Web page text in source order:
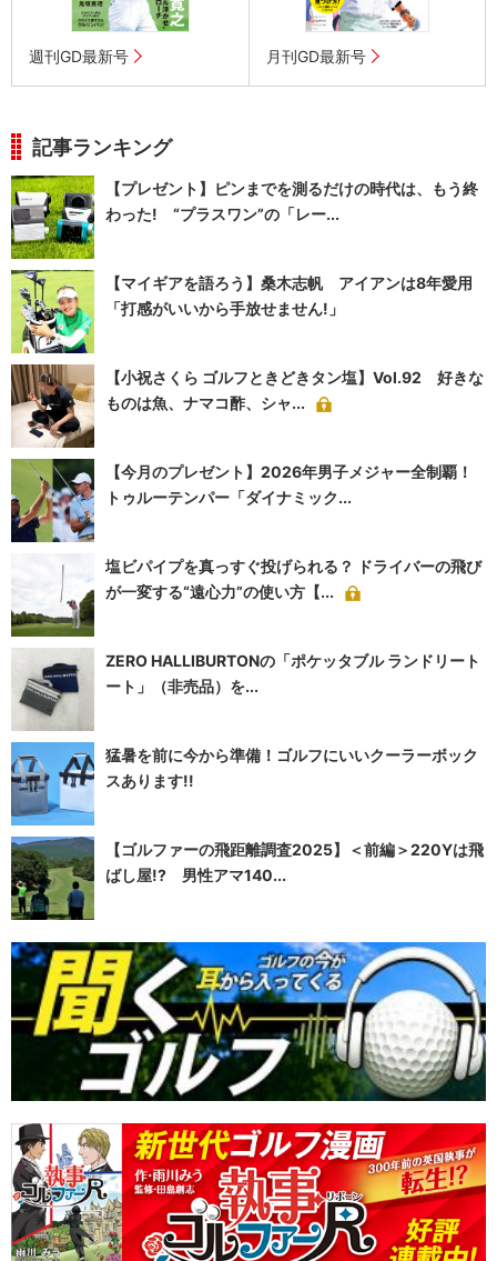
週刊GD最新号 月刊GD最新号
記事ランキング
【プレゼント】ピンまでを測るだけの時代は、もう終
わった! “プラスワン”の「レー...
【マイギアを語ろう】桑木志帆 アイアンは8年愛用
「打感がいいから手放せません!」
【小祝さくら ゴルフときどきタン塩】Vol.92 好きな
ものは魚、ナマコ酢、シャ...
【今月のプレゼント】2026年男子メジャー全制覇！
トゥルーテンパー「ダイナミック...
塩ビパイプを真っすぐ投げられる？ ドライバーの飛び
が一変する“遠心力”の使い方【...
ZERO HALLIBURTONの「ポケッタブル ランドリート
ート」（非売品）を...
猛暑を前に今から準備！ゴルフにいいクーラーボック
スあります!!
【ゴルファーの飛距離調査2025】＜前編＞220Yは飛
ばし屋!? 男性アマ140...